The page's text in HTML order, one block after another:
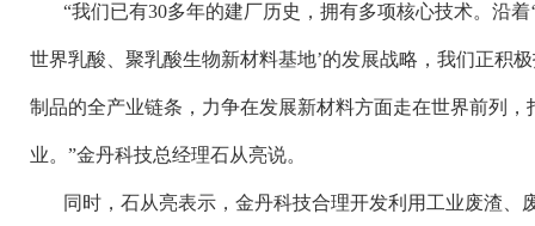
“我们已有30多年的建厂历史，拥有多项核心技术。沿
世界乳酸、聚乳酸生物新材料基地’的发展战略，我们正积
制品的全产业链条，力争在发展新材料方面走在世界前列
业。”金丹科技总经理石从亮说。
同时，石从亮表示，金丹科技合理开发利用工业废渣、